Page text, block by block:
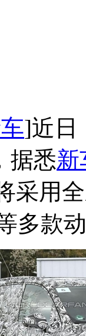
]近日
据悉新
采用
多款